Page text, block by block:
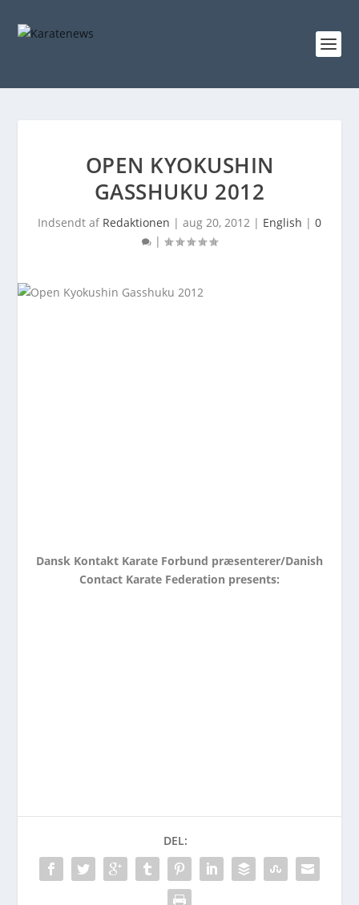
OPEN KYOKUSHIN
GASSHUKU 2012
Indsendt af Redaktionen | aug 20, 2012 | English | 0
|
Dansk Kontakt Karate Forbund præsenterer/Danish
Contact Karate Federation presents:
DEL: